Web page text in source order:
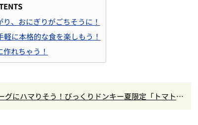
、おにぎりがごちそうに！
に本格的な食を楽しもう！
作れちゃう！
グにハマりそう！びっくりドンキー夏限定「トマト弾